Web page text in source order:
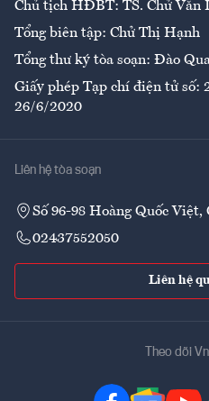
Chủ tịch HĐBT: TS. Chử Văn
Tổng biên tập: Chử Thị Hạnh
Tổng thư ký tòa soạn: Đào
Giấy phép Tạp chí điện tử số:
26/6/2020
Liên hệ tòa soạn
Số 96-98 Hoàng Quốc Việt,
02437552050
Liên hệ
Theo dõi